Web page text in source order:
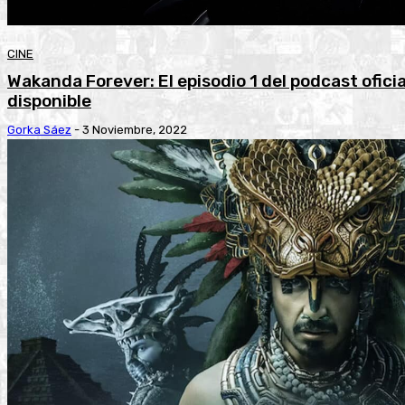
CINE
Wakanda Forever: El episodio 1 del podcast
disponible
Gorka Sáez - 3 Noviembre, 2022